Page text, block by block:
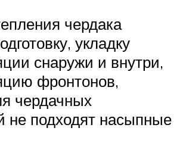
чердака
укладку
снаружи и внутри,
фронтонов,
чердачных
не подходят насыпные